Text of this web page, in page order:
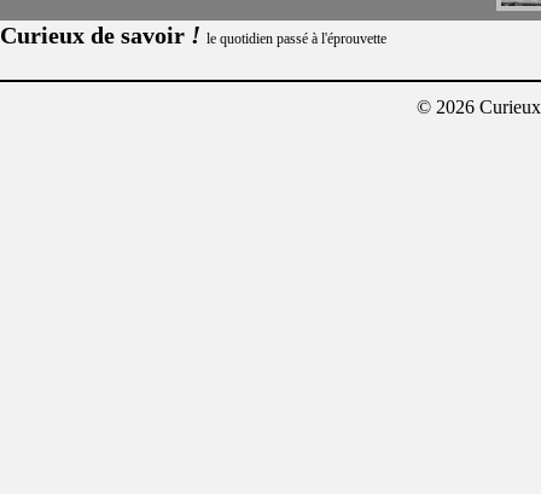
Curieux de savoir ! le quotidien passé à l'éprouvette
© 2026